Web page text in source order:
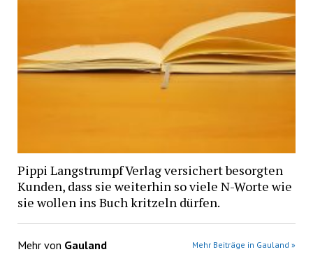
Pippi Langstrumpf Verlag versichert besorgten
Kunden, dass sie weiterhin so viele N-Worte wie
sie wollen ins Buch kritzeln dürfen.
Mehr von Gauland Mehr Beiträge in Gauland »